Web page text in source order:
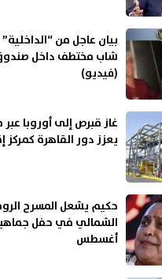
بيان عاجل من
شاب مختطف داخل
(فيديو)
غاز قبرص إلى أوروبا
يعزز دور القاهرة
حكيم يشعل المسرح
أغسطس